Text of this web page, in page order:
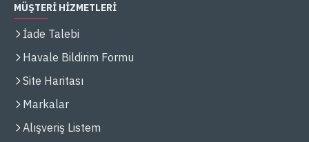
MÜŞTERİ HİZMETLERİ
İade Talebi
Havale Bildirim Formu
Site Haritası
Markalar
Alışveriş Listem